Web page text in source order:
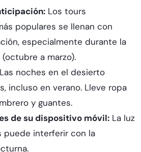
Los tours
populares se llenan con
especialmente durante la
a marzo).
noches en el desierto
incluso en verano. Lleve ropa
y guantes.
de su dispositivo móvil:La luz
puede interferir con la